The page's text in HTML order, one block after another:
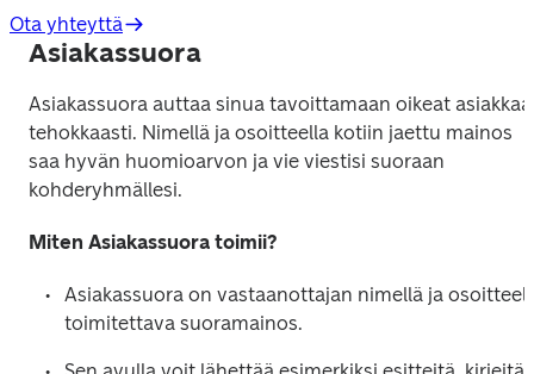
Ota yhteyttä
Asiakassuora
Asiakassuora auttaa sinua tavoittamaan oikeat
tehokkaasti. Nimellä ja osoitteella kotiin jaettu mainos
saa hyvän huomioarvon ja vie viestisi suoraan
kohderyhmällesi.
Miten Asiakassuora toimii?
Asiakassuora on vastaanottajan nimellä ja
toimitettava suoramainos.